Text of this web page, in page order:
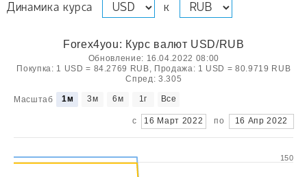
Динамика курса к
Forex4you: Курс валют USD/RUB
Обновление: 16.04.2022 08:00
Покупка: 1 USD = 84.2769 RUB, Продажа: 1 USD = 80.9719 RUB
Спред: 3.305
150
Масштаб 1м 3м 6м 1г Все
с 16 Март 2022 по 16 Апр 2022